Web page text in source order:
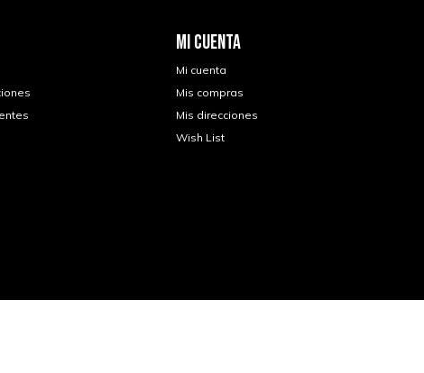
MI CUENTA
Mi cuenta
Mis compras
Mis direcciones
Wish List